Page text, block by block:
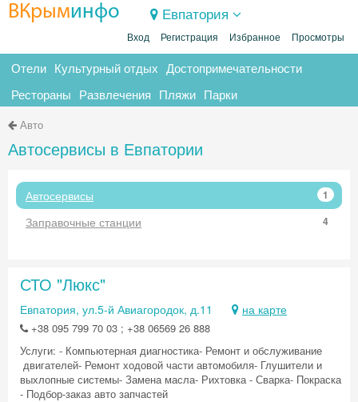
ВКрыминфо Евпатория
Вход Регистрация Избранное Просмотры
Отели Культурный отдых Достопримечательности
Рестораны Развлечения Пляжи Парки
Авто
Автосервисы в Евпатории
Автосервисы 1
Заправочные станции 4
СТО "Люкс"
Евпатория, ул.5-й Авиагородок, д.11 на карте
+38 095 799 70 03 ; +38 06569 26 888
Услуги: - Компьютерная диагностика ​ - Ремонт и обслуживание
двигателей ​ - Ремонт ходовой части автомобиля ​ - Глушители и
выхлопные системы ​ - Замена масла ​ - Рихтовка ​ - Сварка ​ - Покраска ​
- Подбор-заказ авто запчастей